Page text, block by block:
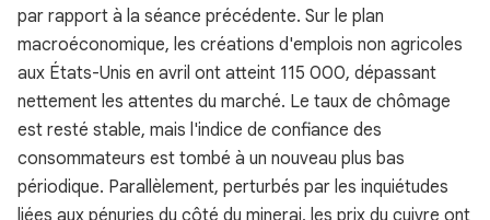
par rapport à la séance précédente. Sur le plan
macroéconomique, les créations d'emplois non agricoles
aux États-Unis en avril ont atteint 115 000, dépassant
nettement les attentes du marché. Le taux de chômage
est resté stable, mais l'indice de confiance des
consommateurs est tombé à un nouveau plus bas
périodique. Parallèlement, perturbés par les inquiétudes
liées aux pénuries du côté du minerai, les prix du cuivre ont